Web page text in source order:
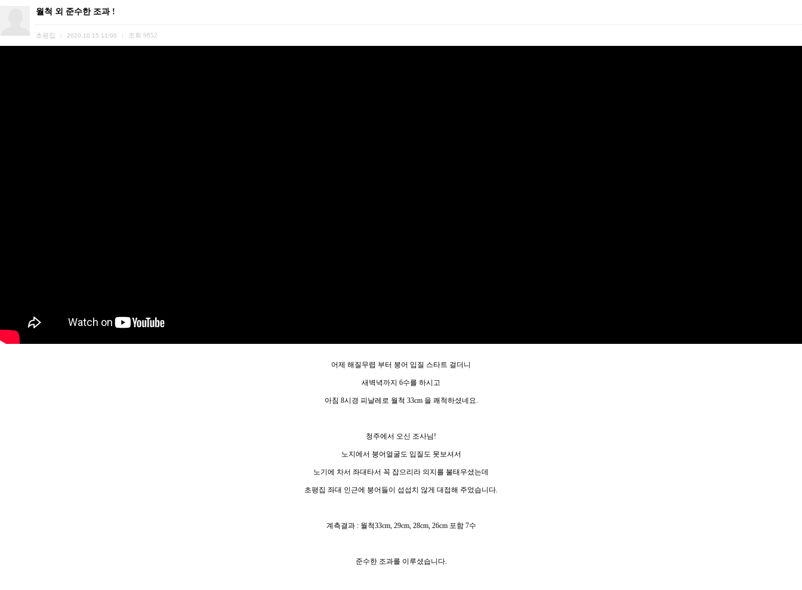
월척 외 준수한 조과 !
초평집 2020.10.15 11:00 조회 9852
어제 해질무렵 부터 붕어 입질 스타트 걸더니
새벽녁까지 6수를 하시고
아침 8시경 피날레로 월척 33cm 을 쾌척하셨네요.
청주에서 오신 조사님!
노지에서 붕어얼굴도 입질도 못보셔서
노기에 차서 좌대타서 꼭 잡으리라 의지를 불태우셨는데
초평집 좌대 인근에 붕어들이 섭섭치 않게 대접해 주었습니다.
계측결과 : 월척33cm, 29cm, 28cm, 26cm 포함 7수
준수한 조과를 이루셨습니다.